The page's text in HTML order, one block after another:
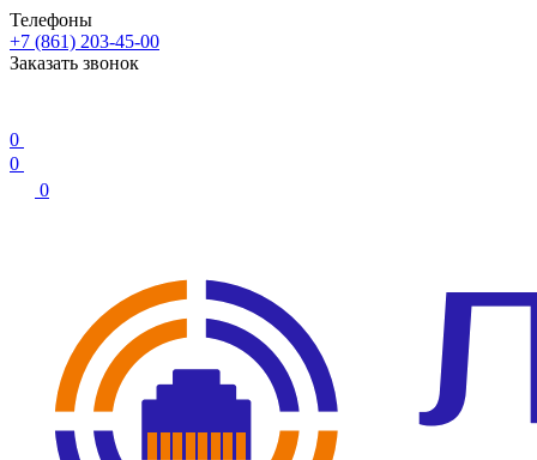
Телефоны
+7 (861) 203-45-00
Заказать звонок
0
0
0